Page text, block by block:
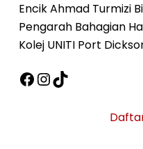
Encik Ahmad Turmizi
Pengarah Bahagian
Kolej UNITI Port
Facebook
Instagram
TikTok